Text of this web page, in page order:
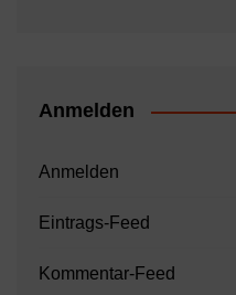
Anmelden
Anmelden
Eintrags-Feed
Kommentar-Feed